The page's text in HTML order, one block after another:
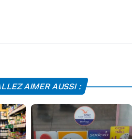
AIMER AUSSI :